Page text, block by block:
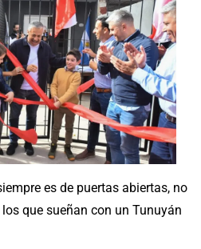
es de puertas abiertas, no
que sueñan con un Tunuyán